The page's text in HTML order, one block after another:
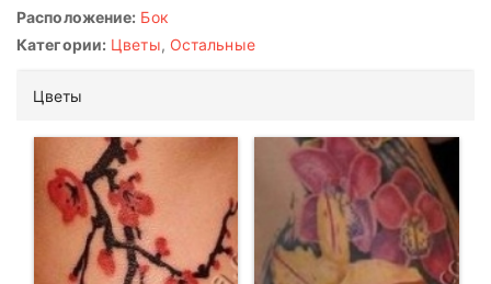
Расположение: Бок
Категории: Цветы, Остальные
Цветы